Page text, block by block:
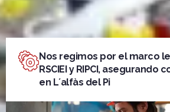
Nos regimos por el marco
RSCIEI y RIPCI,
en L´alfàs del Pi